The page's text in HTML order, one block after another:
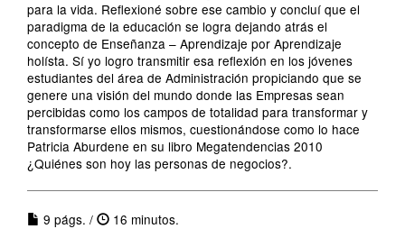
para la vida. Reflexioné sobre ese cambio y concluí que el
paradigma de la educación se logra dejando atrás el
concepto de Enseñanza – Aprendizaje por Aprendizaje
holísta. Sí yo logro transmitir esa reflexión en los jóvenes
estudiantes del área de Administración propiciando que se
genere una visión del mundo donde las Empresas sean
percibidas como los campos de totalidad para transformar y
transformarse ellos mismos, cuestionándose como lo hace
Patricia Aburdene en su libro Megatendencias 2010
¿Quiénes son hoy las personas de negocios?.
9 págs. /
16 minutos.